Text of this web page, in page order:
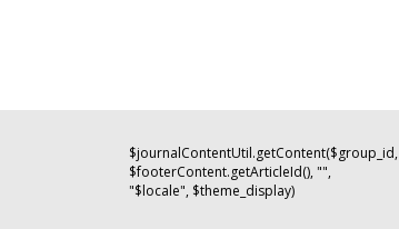
$journalContentUtil.getContent($group_id,
$footerContent.getArticleId(), "",
"$locale", $theme_display)